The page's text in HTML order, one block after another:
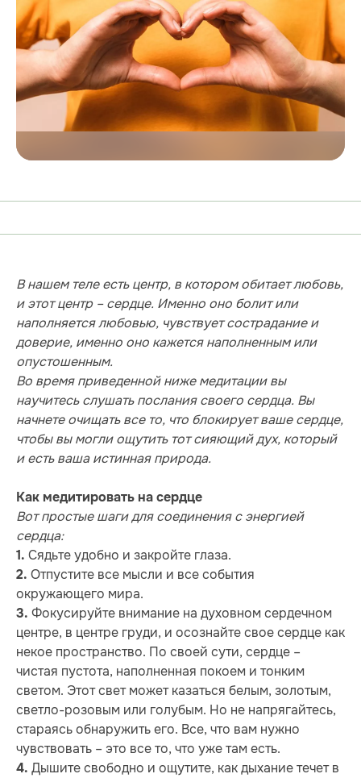
В нашем теле есть центр, в котором обитает любовь,
и этот центр – сердце. Именно оно болит или
наполняется любовью, чувствует сострадание и
доверие, именно оно кажется наполненным или
опустошенным.
Во время приведенной ниже медитации вы
научитесь слушать послания своего сердца. Вы
начнете очищать все то, что блокирует ваше сердце,
чтобы вы могли ощутить тот сияющий дух, который
и есть ваша истинная природа.
Как медитировать на сердце
Вот простые шаги для соединения с энергией
сердца:
1. Сядьте удобно и закройте глаза.
2. Отпустите все мысли и все события
окружающего мира.
3. Фокусируйте внимание на духовном сердечном
центре, в центре груди, и осознайте свое сердце как
некое пространство. По своей сути, сердце –
чистая пустота, наполненная покоем и тонким
светом. Этот свет может казаться белым, золотым,
светло-розовым или голубым. Но не напрягайтесь,
стараясь обнаружить его. Все, что вам нужно
чувствовать – это все то, что уже там есть.
4. Дышите свободно и ощутите, как дыхание течет в